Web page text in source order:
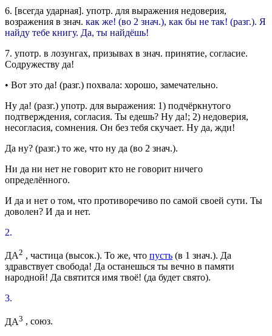
6. [всегда ударная]. употр. для выражения недоверия,
возражения в знач. как же! (во 2 знач.), как бы не так! (разг.). Я
найду тебе книгу. Да, ты найдёшь!
7. употр. в лозунгах, призывах в знач. принятие, согласие.
Содружеству да!
• Вот это да! (разг.) похвала: хорошо, замечательно.
Ну да! (разг.) употр. для выражения: 1) подчёркнутого
подтверждения, согласия. Ты едешь? Ну да!; 2) недоверия,
несогласия, сомнения. Он без тебя скучает. Ну да, жди!
Да ну? (разг.) то же, что ну да (во 2 знач.).
Ни да ни нет не говорит кто не говорит ничего
определённого.
И да и нет о том, что противоречиво по самой своей сути. Ты
доволен? И да и нет.
2.
ДА2 , частица (высок.). То же, что пусть (в 1 знач.). Да
здравствует свобода! Да останешься ты вечно в памяти
народной! Да святится имя твоё! (да будет свято).
3.
ДА3 , союз.